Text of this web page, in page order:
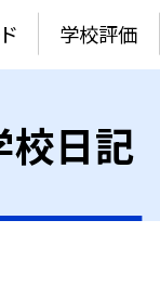
学校評価
校日記